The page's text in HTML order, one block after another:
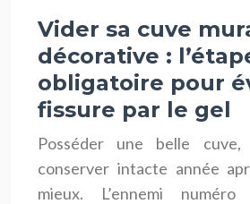
Vider sa cuve
décorative :
obligatoire pour
fissure par le gel
Posséder une belle
conserver intacte année
mieux. L’ennemi